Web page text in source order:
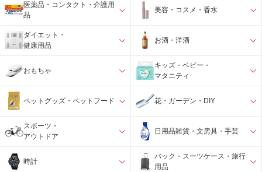
医薬品・コンタクト・介護用
品
美容・コスメ・香水
ダイエット・
健康用品
お酒・洋酒
おもちゃ
キッズ・ベビー・
マタニティ
ペットグッズ・ペットフード 花・ガーデン・DIY
スポーツ・
アウトドア
日用品雑貨・文房具・手芸
時計
バック・スーツケース・旅行
用品